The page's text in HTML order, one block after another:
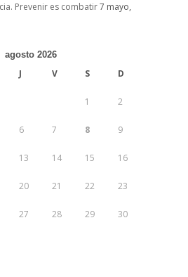
Prevenir es combatir7 mayo,
agosto 2026
J V S D
1 2
6 7 8 9
13 14 15 16
20 21 22 23
27 28 29 30